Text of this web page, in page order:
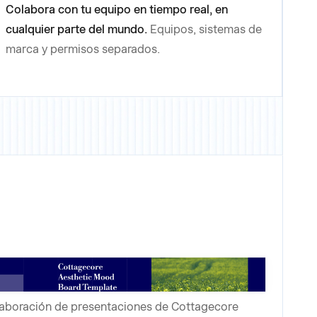
Colabora con tu equipo en tiempo real, en
cualquier parte del mundo. Equipos, sistemas de
marca y permisos separados.
de presentaciones de Cottagecore